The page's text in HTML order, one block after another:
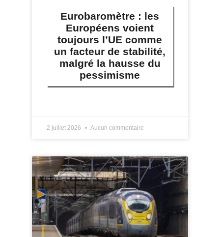
Eurobaromètre : les
Européens voient
toujours l’UE comme
un facteur de stabilité,
malgré la hausse du
pessimisme
2 juillet 2026 Aucun commentaire